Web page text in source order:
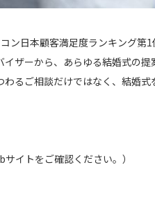
ン日本顧客満足度ランキング第
ザーから、あらゆる結婚式の提
るご相談だけではなく、結婚
イトをご確認ください。）